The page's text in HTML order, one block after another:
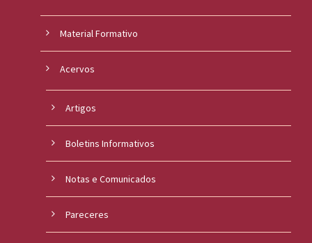
Material Formativo
Acervos
Artigos
Boletins Informativos
Notas e Comunicados
Pareceres